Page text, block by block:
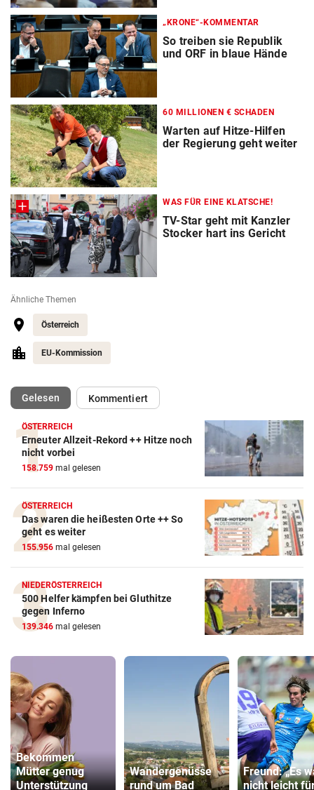
„KRONE“-KOMMENTAR
So treiben sie Republik
und ORF in blaue Hände
60 MILLIONEN € SCHADEN
Warten auf Hitze-Hilfen
der Regierung geht weiter
WAS FÜR EINE KLATSCHE!
TV-Star geht mit Kanzler
Stocker hart ins Gericht
Ähnliche Themen
Österreich
EU-Kommission
Gelesen(ausgewählt)Kommentiert
ÖSTERREICH
Erneuter Allzeit-Rekord ++ Hitze noch
nicht vorbei
158.759 mal gelesen
ÖSTERREICH
Das waren die heißesten Orte ++ So
geht es weiter
155.956 mal gelesen
NIEDERÖSTERREICH
500 Helfer kämpfen bei Gluthitze
gegen Inferno
139.346 mal gelesen
Bekommen
Mütter genug
Unterstützung
Wandergenüsse
rund um Bad
Freund: „Es
nicht leicht